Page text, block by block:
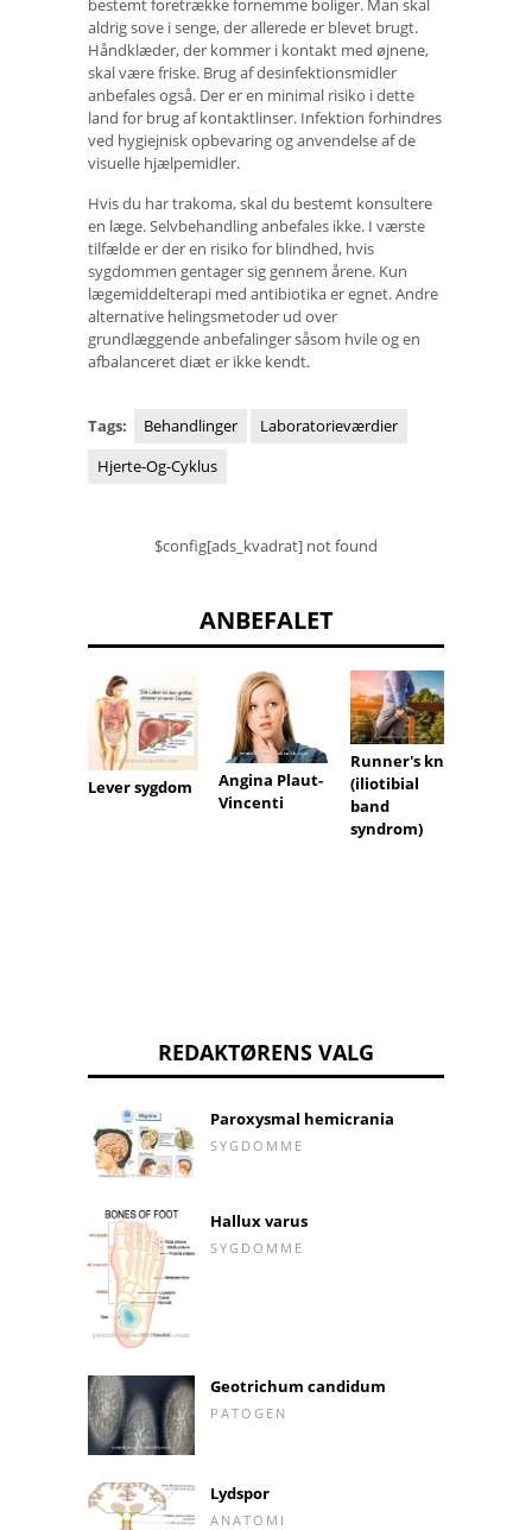
bestemt foretrække fornemme boliger. Man skal
aldrig sove i senge, der allerede er blevet brugt.
Håndklæder, der kommer i kontakt med øjnene,
skal være friske. Brug af desinfektionsmidler
anbefales også. Der er en minimal risiko i dette
land for brug af kontaktlinser. Infektion forhindres
ved hygiejnisk opbevaring og anvendelse af de
visuelle hjælpemidler.
Hvis du har trakoma, skal du bestemt konsultere
en læge. Selvbehandling anbefales ikke. I værste
tilfælde er der en risiko for blindhed, hvis
sygdommen gentager sig gennem årene. Kun
lægemiddelterapi med antibiotika er egnet. Andre
alternative helingsmetoder ud over
grundlæggende anbefalinger såsom hvile og en
afbalanceret diæt er ikke kendt.
Tags: Behandlinger
Laboratorieværdier
Hjerte-Og-Cyklus
$config[ads_kvadrat] not found
ANBEFALET
Lever sygdom
Angina Plaut-
Vincenti
Runner's kne
(iliotibial
band
syndrom)
REDAKTØRENS VALG
Paroxysmal hemicrania
SYGDOMME
Hallux varus
SYGDOMME
Geotrichum candidum
PATOGEN
Lydspor
ANATOMI